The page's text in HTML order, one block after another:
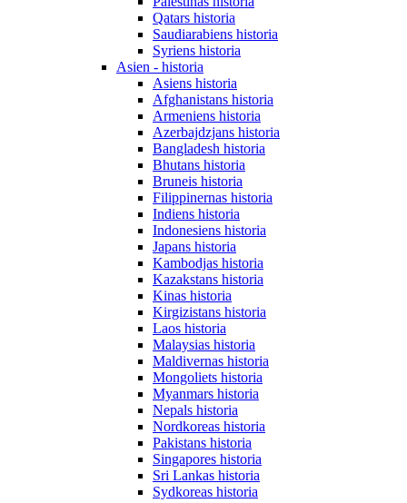
Qatars historia
Saudiarabiens historia
Syriens historia
Asien - historia
Asiens historia
Afghanistans historia
Armeniens historia
Azerbajdzjans historia
Bangladesh historia
Bhutans historia
Bruneis historia
Filippinernas historia
Indiens historia
Indonesiens historia
Japans historia
Kambodjas historia
Kazakstans historia
Kinas historia
Kirgizistans historia
Laos historia
Malaysias historia
Maldivernas historia
Mongoliets historia
Myanmars historia
Nepals historia
Nordkoreas historia
Pakistans historia
Singapores historia
Sri Lankas historia
Sydkoreas historia